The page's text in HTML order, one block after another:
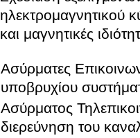
ηλεκτρομαγνητικού
και μαγνητικές
Ασύρματες
υποβρυχίου
Ασύρματος
διερεύνηση του